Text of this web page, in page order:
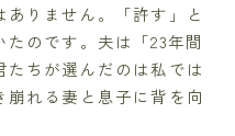
りません。「許す」と
のです。夫は「23年間
ちが選んだのは私では
れる妻と息子に背を向